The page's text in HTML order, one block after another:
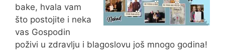
bake, hvala vam
što postojite i neka
vas Gospodin
poživi u zdravlju i blagoslovu još mnogo godina!